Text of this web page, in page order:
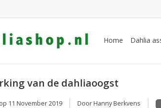
Home Dahlia
van de dahliaoogst
11 November 2019 Door Hanny Berkvens